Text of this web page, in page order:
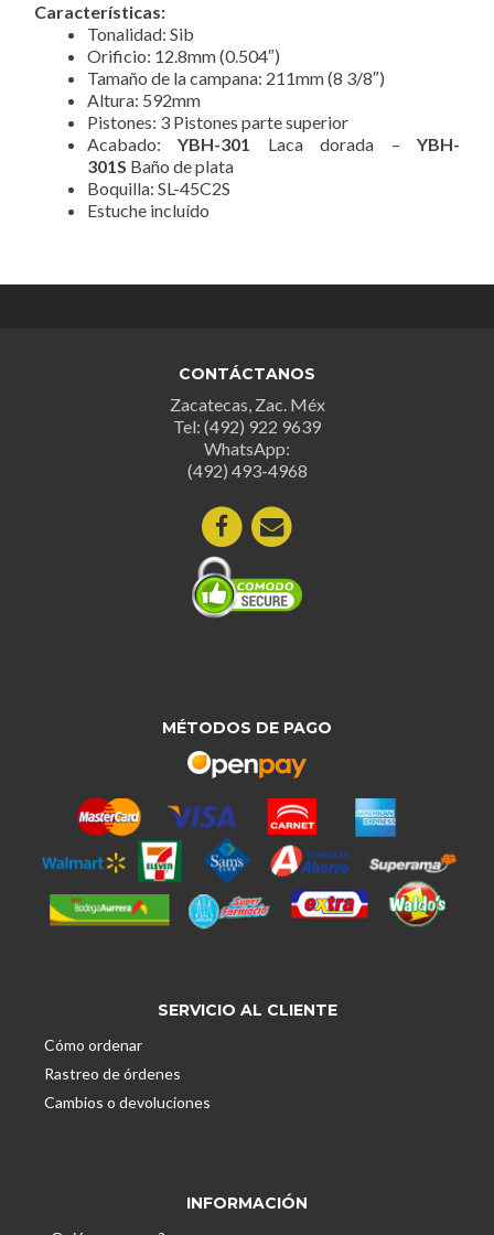
Características:
Tonalidad: Sib
Orificio: 12.8mm (0.504″)
Tamaño de la campana: 211mm (8 3/8″)
Altura: 592mm
Pistones: 3 Pistones parte superior
Acabado:YBH-301 Laca dorada – YBH-
301S Baño de plata
Boquilla: SL-45C2S
Estuche incluído
CONTÁCTANOS
Zacatecas, Zac. Méx
Tel: (492) 922 9639
WhatsApp:
(492) 493-4968
MÉTODOS DE PAGO
SERVICIO AL CLIENTE
Cómo ordenar
Rastreo de órdenes
Cambios o devoluciones
INFORMACIÓN